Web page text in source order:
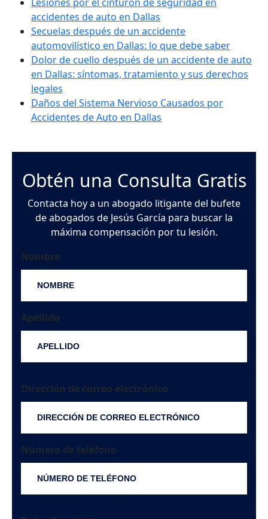
accidentes de auto en Dallas
Secuelas después de un accidente
automovilístico en Dallas: lo que debe saber
Dolor de cuello después de un accidente de auto
en Dallas: síntomas, tratamiento y sus derechos
legales
Daños del Sistema Nervioso Causados por
Accidentes de Auto en Dallas
Obtén una Consulta Gratis
Contacta hoy a un abogado litigante del bufete
de abogados de Jesús García para buscar la
máxima compensación por tu lesión.
Nombre
Apellido
Dirección de correo electrónico
Número de teléfono